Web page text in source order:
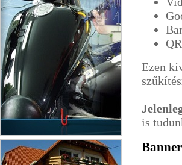
Veszp-Jég Kft.
Ezen
is